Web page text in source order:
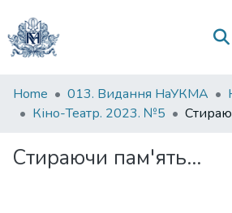
Communities
&
All of DSpace
Home 013. Видання НаУКМА
Кіно-Театр. 2023. №5
Стираючи пам'ять...